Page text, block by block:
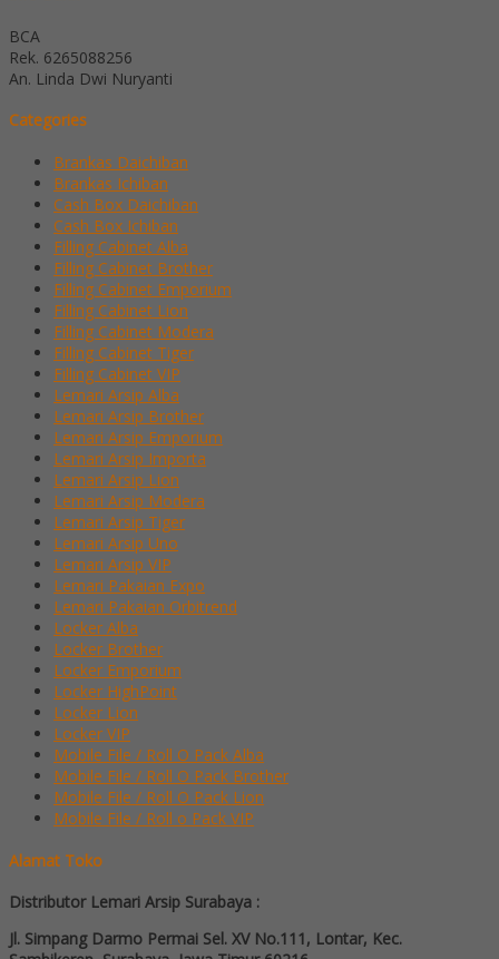
BCA
Rek. 6265088256
An. Linda Dwi Nuryanti
Categories
Brankas Daichiban
Brankas Ichiban
Cash Box Daichiban
Cash Box Ichiban
Filling Cabinet Alba
Filling Cabinet Brother
Filling Cabinet Emporium
Filling Cabinet Lion
Filling Cabinet Modera
Filling Cabinet Tiger
Filling Cabinet VIP
Lemari Arsip Alba
Lemari Arsip Brother
Lemari Arsip Emporium
Lemari Arsip Importa
Lemari Arsip Lion
Lemari Arsip Modera
Lemari Arsip Tiger
Lemari Arsip Uno
Lemari Arsip VIP
Lemari Pakaian Expo
Lemari Pakaian Orbitrend
Locker Alba
Locker Brother
Locker Emporium
Locker HighPoint
Locker Lion
Locker VIP
Mobile File / Roll O Pack Alba
Mobile File / Roll O Pack Brother
Mobile File / Roll O Pack Lion
Mobile File / Roll o Pack VIP
Alamat Toko
Distributor Lemari Arsip Surabaya :
Jl. Simpang Darmo Permai Sel. XV No.111, Lontar, Kec.